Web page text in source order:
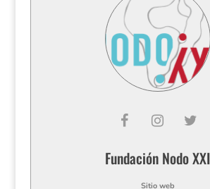
Fundación Nodo XXI
Sitio web